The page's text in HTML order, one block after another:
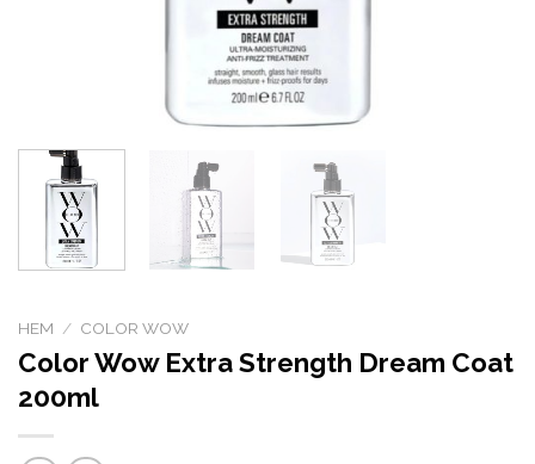
HEM / COLOR WOW
Color Wow Extra Strength Dream Coat
200ml